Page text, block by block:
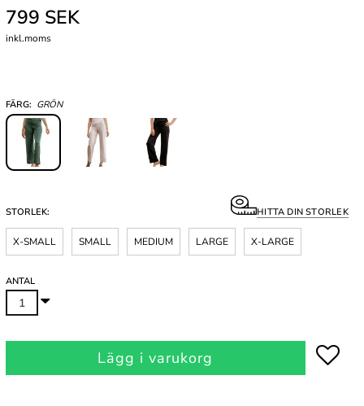
799 SEK
inkl.moms
FÄRG: GRÖN
STORLEK: HITTA DIN STORLEK
X-SMALL SMALL MEDIUM LARGE X-LARGE
ANTAL
Lägg i varukorg